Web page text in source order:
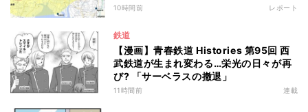
10時間前 レポート
鉄道
【漫画】青春鉄道 Histories 第95回 西
武鉄道が生まれ変わる…栄光の日々が再
び? 「サーベラスの撤退」
11時間前 連載